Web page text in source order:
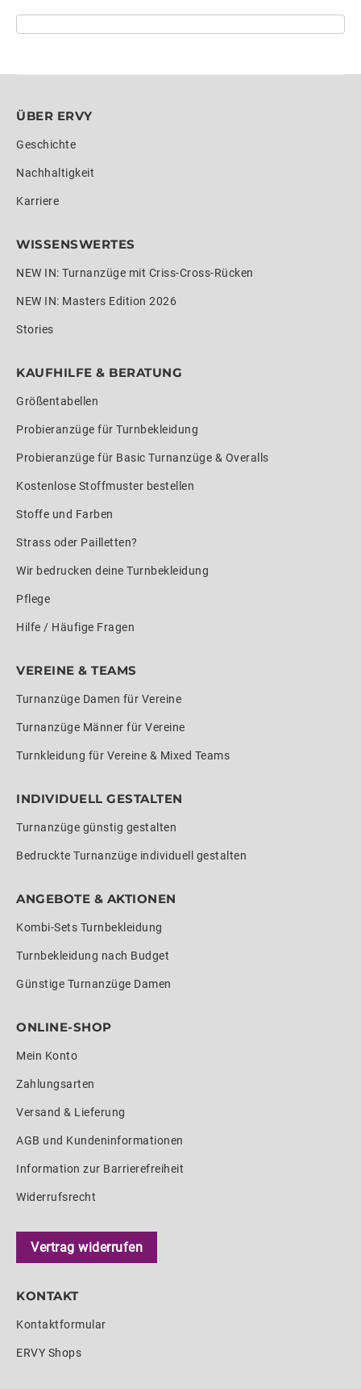
ÜBER ERVY
Geschichte
Nachhaltigkeit
Karriere
WISSENSWERTES
NEW IN: Turnanzüge mit Criss-Cross-Rücken
NEW IN: Masters Edition 2026
Stories
KAUFHILFE & BERATUNG
Größentabellen
Probieranzüge für Turnbekleidung
Probieranzüge für Basic Turnanzüge & Overalls
Kostenlose Stoffmuster bestellen
Stoffe und Farben
Strass oder Pailletten?
Wir bedrucken deine Turnbekleidung
Pflege
Hilfe / Häufige Fragen
VEREINE & TEAMS
Turnanzüge Damen für Vereine
Turnanzüge Männer für Vereine
Turnkleidung für Vereine & Mixed Teams
INDIVIDUELL GESTALTEN
Turnanzüge günstig gestalten
Bedruckte Turnanzüge individuell gestalten
ANGEBOTE & AKTIONEN
Kombi-Sets Turnbekleidung
Turnbekleidung nach Budget
Günstige Turnanzüge Damen
ONLINE-SHOP
Mein Konto
Zahlungsarten
Versand & Lieferung
AGB und Kundeninformationen
Information zur Barrierefreiheit
Widerrufsrecht
Vertrag widerrufen
KONTAKT
Kontaktformular
ERVY Shops